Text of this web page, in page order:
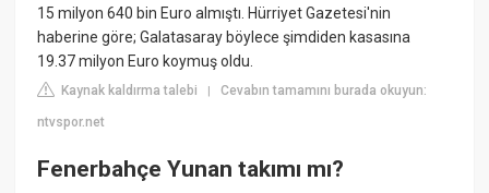
15 milyon 640 bin Euro almıştı. Hürriyet Gazetesi'nin
haberine göre; Galatasaray böylece şimdiden kasasına
19.37 milyon Euro koymuş oldu.
Kaynak kaldırma talebi |Cevabın tamamını burada okuyun:
ntvspor.net
Fenerbahçe Yunan takımı mı?